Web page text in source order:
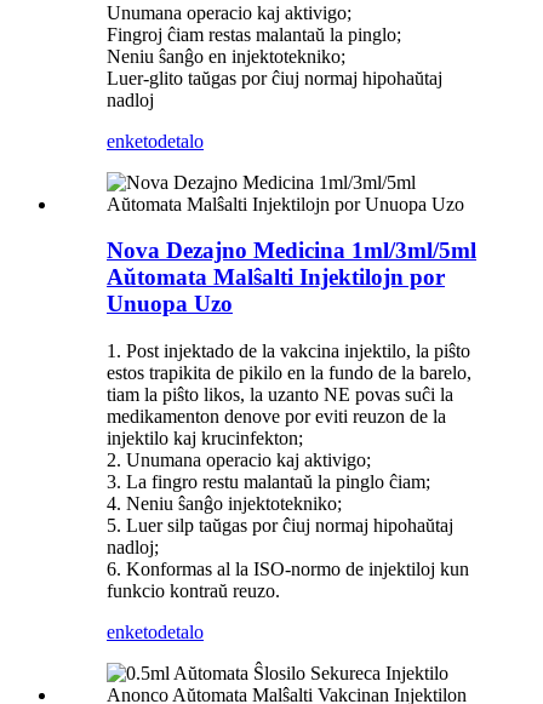
Unumana operacio kaj aktivigo;
Fingroj ĉiam restas malantaŭ la pinglo;
Neniu ŝanĝo en injektotekniko;
Luer-glito taŭgas por ĉiuj normaj hipohaŭtaj
nadloj
enketodetalo
Nova Dezajno Medicina 1ml/3ml/5ml
Aŭtomata Malŝalti Injektilojn por
Unuopa Uzo
1. Post injektado de la vakcina injektilo, la piŝto
estos trapikita de pikilo en la fundo de la barelo,
tiam la piŝto likos, la uzanto NE povas suĉi la
medikamenton denove por eviti reuzon de la
injektilo kaj krucinfekton;
2. Unumana operacio kaj aktivigo;
3. La fingro restu malantaŭ la pinglo ĉiam;
4. Neniu ŝanĝo injektotekniko;
5. Luer silp taŭgas por ĉiuj normaj hipohaŭtaj
nadloj;
6. Konformas al la ISO-normo de injektiloj kun
funkcio kontraŭ reuzo.
enketodetalo